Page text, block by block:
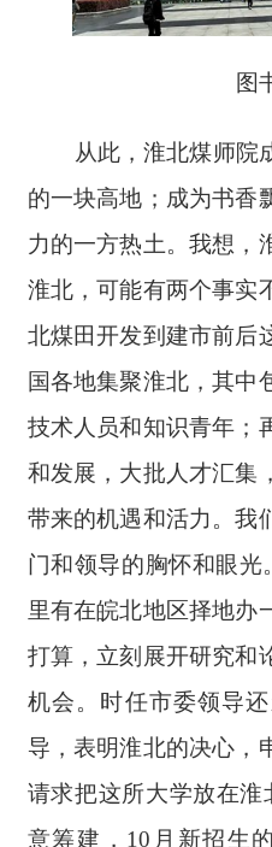
图
从此，淮北煤师院
的一块高地；成为书香
力的一方热土。我想，
淮北，可能有两个事实
北煤田开发到建市前后
国各地集聚淮北，其中
技术人员和知识青年；
和发展，大批人才汇集
带来的机遇和活力。我
门和领导的胸怀和眼光
里有在皖北地区择地办
打算，立刻展开研究和
机会。时任市委领导
导，表明淮北的决心，
请求把这所大学放在淮
意筹建，10月新招生